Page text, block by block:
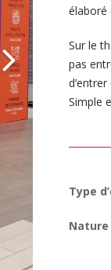
élaboré
Sur le
pas
Simple
Type